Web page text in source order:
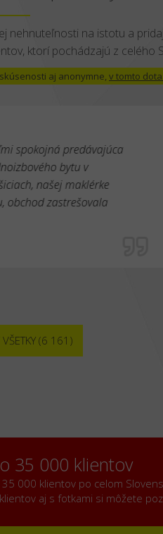
nehnuteľnosti na istotu a
ktorí pochádzajú z celého
aj anonymne, v tomto
spokojná predávajúca
bytu v
našej maklérke
obchod zastrešovala
(6 161)
35 000 klientov
000 klientov po celom
aj s fotkami si môžete